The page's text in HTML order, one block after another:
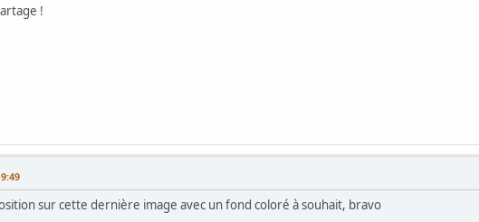
!
sur cette dernière image avec un fond coloré à souhait, bravo